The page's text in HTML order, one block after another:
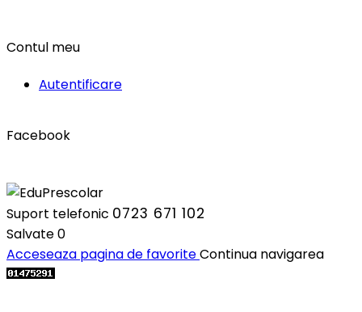
Contul meu
Autentificare
Facebook
Suport telefonic 0723 671 102
Salvate0
Acceseaza pagina de favoriteContinua navigarea